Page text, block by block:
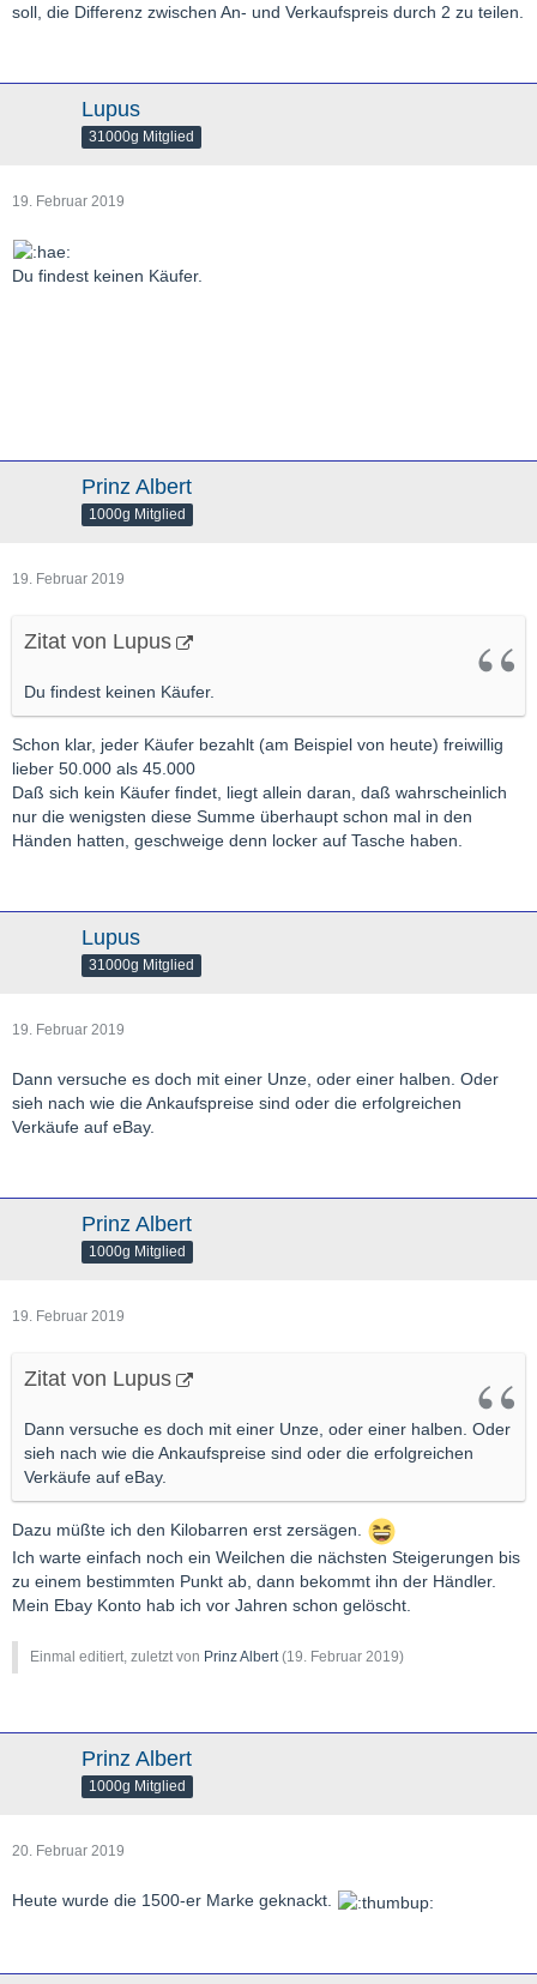
soll, die Differenz zwischen An- und Verkaufspreis durch 2 zu teilen.
Lupus
31000g Mitglied
19. Februar 2019
Du findest keinen Käufer.
Prinz Albert
1000g Mitglied
19. Februar 2019
Zitat von Lupus
Du findest keinen Käufer.
Schon klar, jeder Käufer bezahlt (am Beispiel von heute) freiwillig
lieber 50.000 als 45.000
Daß sich kein Käufer findet, liegt allein daran, daß wahrscheinlich
nur die wenigsten diese Summe überhaupt schon mal in den
Händen hatten, geschweige denn locker auf Tasche haben.
Lupus
31000g Mitglied
19. Februar 2019
Dann versuche es doch mit einer Unze, oder einer halben. Oder
sieh nach wie die Ankaufspreise sind oder die erfolgreichen
Verkäufe auf eBay.
Prinz Albert
1000g Mitglied
19. Februar 2019
Zitat von Lupus
Dann versuche es doch mit einer Unze, oder einer halben. Oder
sieh nach wie die Ankaufspreise sind oder die erfolgreichen
Verkäufe auf eBay.
Dazu müßte ich den Kilobarren erst zersägen.
Ich warte einfach noch ein Weilchen die nächsten Steigerungen bis
zu einem bestimmten Punkt ab, dann bekommt ihn der Händler.
Mein Ebay Konto hab ich vor Jahren schon gelöscht.
Einmal editiert, zuletzt von Prinz Albert(19. Februar 2019)
Prinz Albert
1000g Mitglied
20. Februar 2019
Heute wurde die 1500-er Marke geknackt.